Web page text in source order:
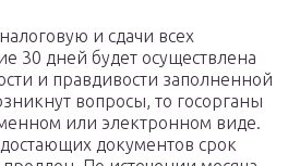
и сдачи всех
30 дней будет осуществлена
и правдивости заполненной
вопросы, то госорганы
или электронном виде.
документов срок